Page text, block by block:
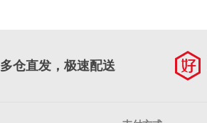
多仓直发，极速配送